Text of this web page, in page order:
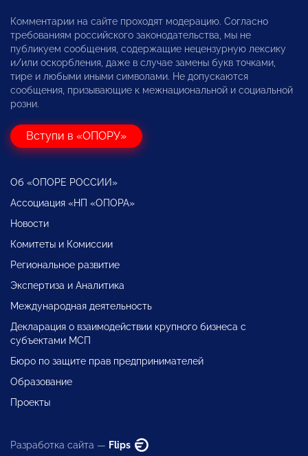
Комментарии на сайте проходят модерацию. Согласно
требованиям российского законодательства, мы не
публикуем сообщения, содержащие нецензурную лексику
и/или оскорбления, даже в случае замены букв точками,
тире и любыми иными символами. Не допускаются
сообщения, призывающие к межнациональной и социальной
розни.
Вступи в «ОПОРУ»
Об «ОПОРЕ РОССИИ»
Ассоциация «НП «ОПОРА»
Новости
Комитеты и Комиссии
Региональное развитие
Экспертиза и Аналитика
Международная деятельность
Декларация о взаимодействии крупного бизнеса с
субъектами МСП
Бюро по защите прав предпринимателей
Образование
Проекты
Разработка сайта — Flips